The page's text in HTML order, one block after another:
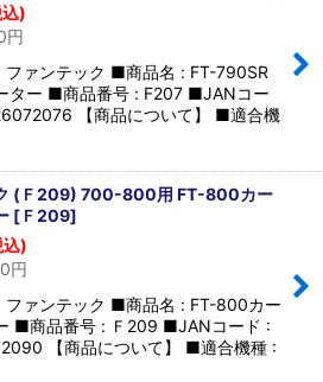
)
円
ァンテック ■商品名 : FT-790SR
ター ■商品番号 : F207 ■JANコー
【商品について】 ■適合機
(Ｆ209) 700-800用 FT-800カー
[ Ｆ209]
込)
円
ァンテック ■商品名 : FT-800カー
■商品番号 : Ｆ209 ■JANコード :
【商品について】 ■適合機種 :